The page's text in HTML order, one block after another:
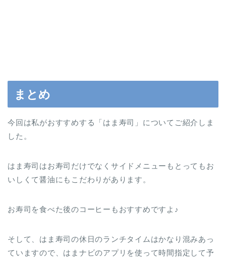
まとめ
今回は私がおすすめする「はま寿司」についてご紹介しま
した。
はま寿司はお寿司だけでなくサイドメニューもとってもお
いしくて醤油にもこだわりがあります。
お寿司を食べた後のコーヒーもおすすめですよ♪
そして、はま寿司の休日のランチタイムはかなり混みあっ
ていますので、はまナビのアプリを使って時間指定して予